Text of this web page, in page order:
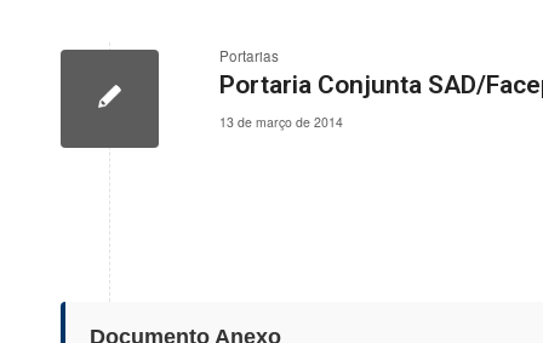
Portarias
Portaria Conjunta SAD/
13 de março de 2014
Documento Anexo